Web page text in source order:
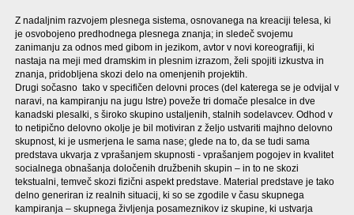
Z nadaljnim razvojem plesnega sistema, osnovanega na kreaciji telesa, ki
je osvobojeno predhodnega plesnega znanja; in sledeč svojemu
zanimanju za odnos med gibom in jezikom, avtor v novi koreografiji, ki
nastaja na meji med dramskim in plesnim izrazom, želi spojiti izkustva in
znanja, pridobljena skozi delo na omenjenih projektih.
Drugi sočasno tako v specifičen delovni proces (del katerega se je odvijal v
naravi, na kampiranju na jugu Istre) poveže tri domače plesalce in dve
kanadski plesalki, s široko skupino ustaljenih, stalnih sodelavcev. Odhod v
to netipično delovno okolje je bil motiviran z željo ustvariti majhno delovno
skupnost, ki je usmerjena le sama nase; glede na to, da se tudi sama
predstava ukvarja z vprašanjem skupnosti - vprašanjem pogojev in kvalitet
socialnega obnašanja določenih družbenih skupin – in to ne skozi
tekstualni, temveč skozi fizični aspekt predstave. Material predstave je tako
delno generiran iz realnih situacij, ki so se zgodile v času skupnega
kampiranja – skupnega življenja posameznikov iz skupine, ki ustvarja